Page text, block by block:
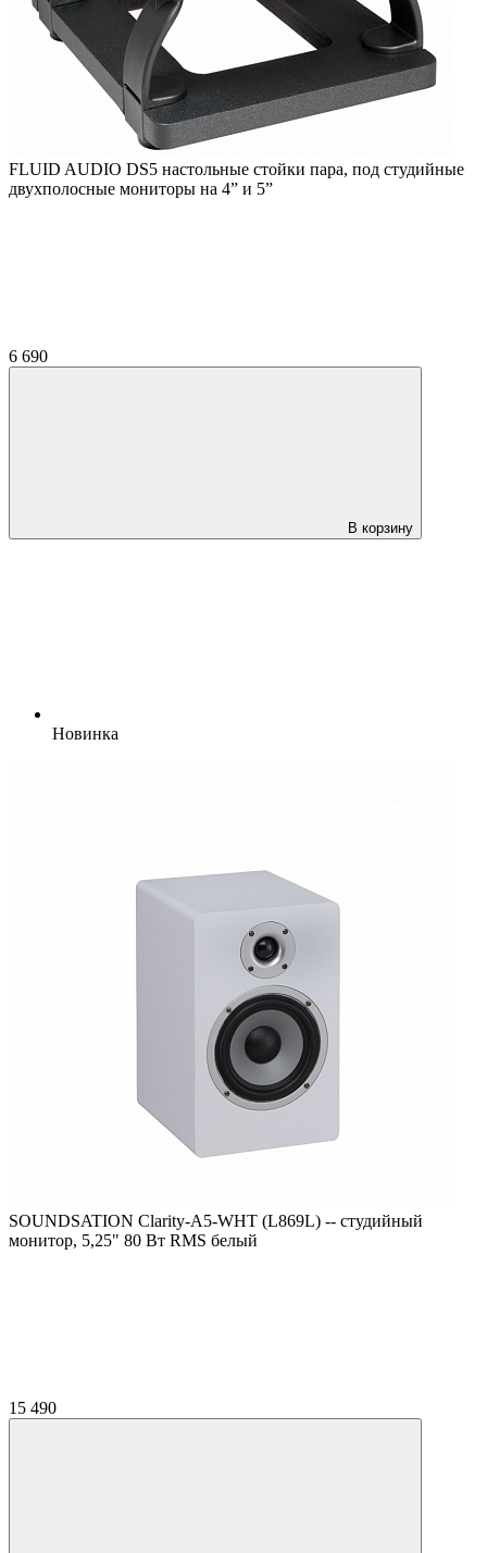
FLUID AUDIO DS5 настольные стойки пара, под студийные
двухполосные мониторы на 4” и 5”
6 690
В корзину
Новинка
SOUNDSATION Clarity-A5-WHT (L869L) -- студийный
монитор, 5,25" 80 Вт RMS белый
15 490